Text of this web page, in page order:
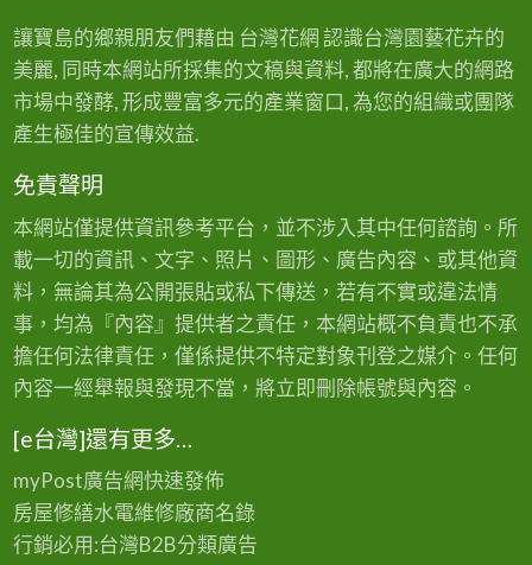
讓寶島的鄉親朋友們藉由 台灣花網 認識台灣園藝花卉的
美麗, 同時本網站所採集的文稿與資料, 都將在廣大的網路
市場中發酵, 形成豐富多元的產業窗口, 為您的組織或團隊
產生極佳的宣傳效益.
免責聲明
本網站僅提供資訊參考平台，並不涉入其中任何諮詢。所
載一切的資訊、文字、照片、圖形、廣告內容、或其他資
料，無論其為公開張貼或私下傳送，若有不實或違法情
事，均為『內容』提供者之責任，本網站概不負責也不承
擔任何法律責任，僅係提供不特定對象刊登之媒介。任何
內容一經舉報與發現不當，將立即刪除帳號與內容。
[e台灣]還有更多…
myPost廣告網快速發佈
房屋修繕水電維修廠商名錄
行銷必用:台灣B2B分類廣告